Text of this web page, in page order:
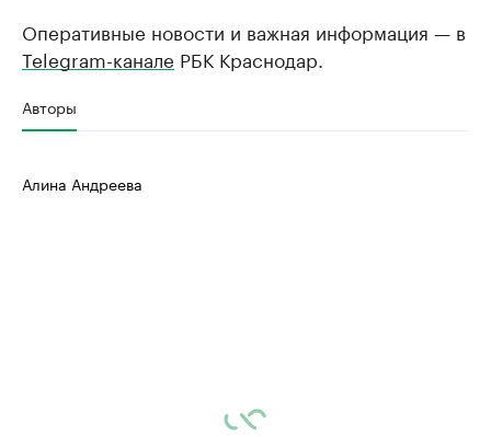
Оперативные новости и важная информация — в
Telegram-канале РБК Краснодар.
Авторы
Алина Андреева